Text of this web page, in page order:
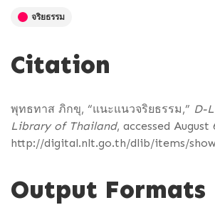
จริยธรรม
Citation
พุทธทาส ภิกขุ, “แนะแนวจริยธรรม,” D-
Library of Thailand, accessed August
http://digital.nlt.go.th/dlib/items/
Output Formats